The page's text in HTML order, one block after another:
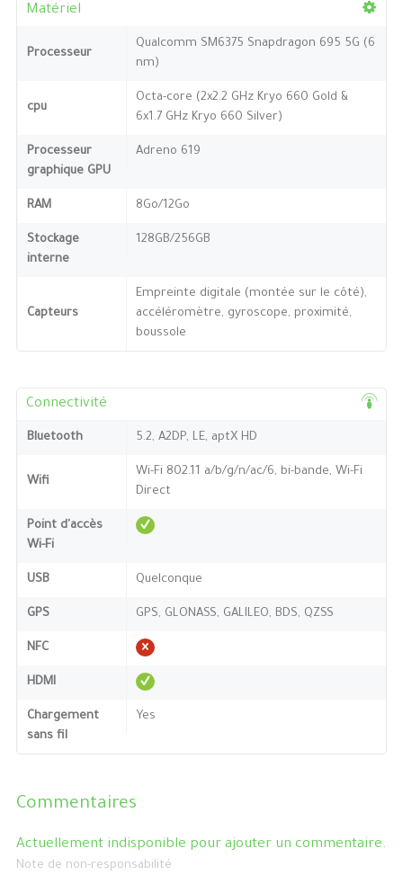
Matériel
Processeur
Qualcomm SM6375 Snapdragon 695 5G (6
nm)
cpu
Octa-core (2x2.2 GHz Kryo 660 Gold &
6x1.7 GHz Kryo 660 Silver)
Processeur
graphique GPU
Adreno 619
RAM 8Go/12Go
Stockage
interne
128GB/256GB
Capteurs
Empreinte digitale (montée sur le côté),
accéléromètre, gyroscope, proximité,
boussole
Connectivité
Bluetooth 5.2, A2DP, LE, aptX HD
Wifi
Wi-Fi 802.11 a/b/g/n/ac/6, bi-bande, Wi-Fi
Direct
Point d'accès
Wi-Fi
USB Quelconque
GPS GPS, GLONASS, GALILEO, BDS, QZSS
NFC
HDMI
Chargement
sans fil
Yes
Commentaires
Actuellement indisponible pour ajouter un commentaire.
Note de non-responsabilité